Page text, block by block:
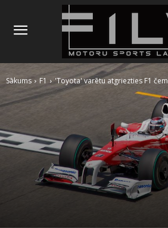
Sākums F1 'Toyota' varētu atgriezties F1